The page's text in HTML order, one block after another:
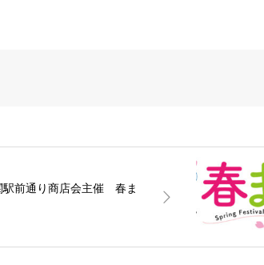
駅前通り商店会主催 春ま